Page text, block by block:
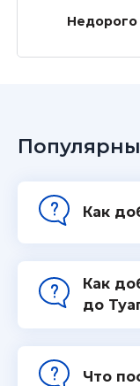
Недорого
Как
Как
до
Что